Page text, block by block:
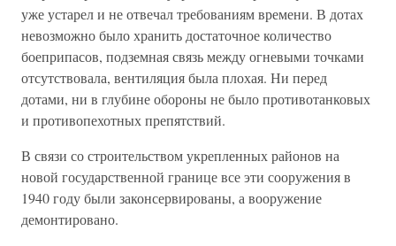
уже устарел и не отвечал требованиям времени. В дотах
невозможно было хранить достаточное количество
боеприпасов, подземная связь между огневыми точками
отсутствовала, вентиляция была плохая. Ни перед
дотами, ни в глубине обороны не было противотанковых
и противопехотных препятствий.
В связи со строительством укрепленных районов на
новой государственной границе все эти сооружения в
1940 году были законсервированы, а вооружение
демонтировано.